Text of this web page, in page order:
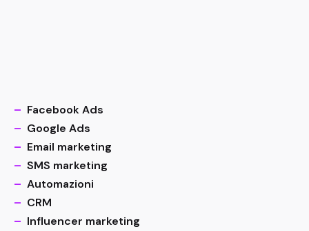
– Facebook Ads
– Google Ads
– Email marketing
– SMS marketing
– Automazioni
– CRM
– Influencer marketing